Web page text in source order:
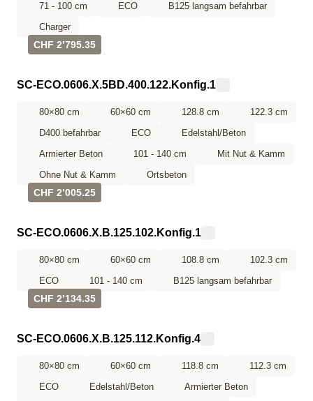
71 - 100 cm
ECO
B125 langsam befahrbar
Charger
CHF 2’795.35
SC-ECO.0606.X.5BD.400.122.Konfig.1
80×80 cm 60×60 cm 128.8 cm
122.3 cm
D400 befahrbar
ECO
Edelstahl/Beton
Armierter Beton
101 - 140 cm
Mit Nut & Kamm
Ohne Nut & Kamm
Ortsbeton
CHF 2’005.25
SC-ECO.0606.X.B.125.102.Konfig.1
80×80 cm 60×60 cm 108.8 cm
102.3 cm
ECO
101 - 140 cm B125 langsam befahrbar
CHF 2’134.35
SC-ECO.0606.X.B.125.112.Konfig.4
80×80 cm 60×60 cm 118.8 cm
112.3 cm
ECO
Edelstahl/Beton Armierter Beton